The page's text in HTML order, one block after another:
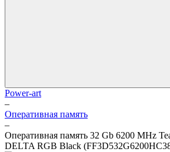
Power-art
–
Оперативная память
–
Оперативная память 32 Gb 6200 MHz
DELTA RGB Black